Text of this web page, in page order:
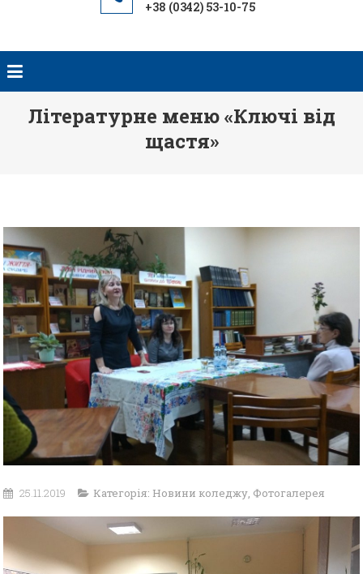
+38 (0342) 53-10-75
Літературне меню «Ключі від
щастя»
25.11.2019 Категорія: Новини коледжу, Фотогалерея